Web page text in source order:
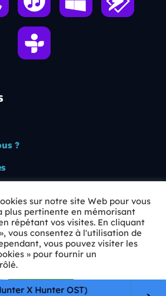
X Hunter OST)
?
Tous droits réservés.
sur notre site Web pour vous
plus pertinente en mémorisant
répétant vos visites. En cliquant
vous consentez à l'utilisation de
vous pouvez visiter les
» pour fournir un
Tout accepter